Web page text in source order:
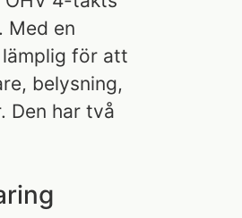
Med en
för att
belysning,
Den har två